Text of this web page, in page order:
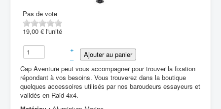
Pas de vote
19,00 € l'unité
+
–
Cap Aventure peut vous accompagner pour trouver la fixation
répondant à vos besoins. Vous trouverez dans la boutique
quelques accessoires utilisés par nos baroudeurs essayeurs et
validés en Raid 4x4.